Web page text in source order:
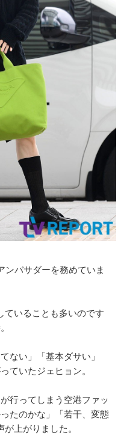
ンバサダーを務めていま
ていることも多いのです
ない」「基本ダサい」
ていたジェヒョン。
行ってしまう空港ファッ
たのかな」「若干、変態
上がりました。